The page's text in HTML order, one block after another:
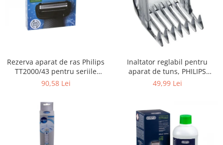
Gaming, Carti & Birotica
Birotica & Papetarie
Accesorii aparate de ras electrice
Accesorii aparate hair styling
Aparate & Accesorii ingrijire
Aparate cosmetice
Articole Sanatate si Wellness
Consumabile sanitare
Rezerva aparat de ras Philips
TT2000/43 pentru seriile
Bodygroom 3000/5000/7000 si
90,58 Lei
Inaltator reglabil pentru
aparat de tuns, PHILIPS
422203633281, 3-15 mm,
49,99 Lei